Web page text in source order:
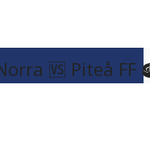
🆚 Piteå FF